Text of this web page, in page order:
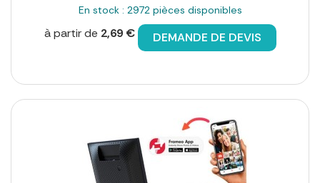
En stock : 2972 pièces disponibles
à partir de 2,69 € DEMANDE DE DEVIS